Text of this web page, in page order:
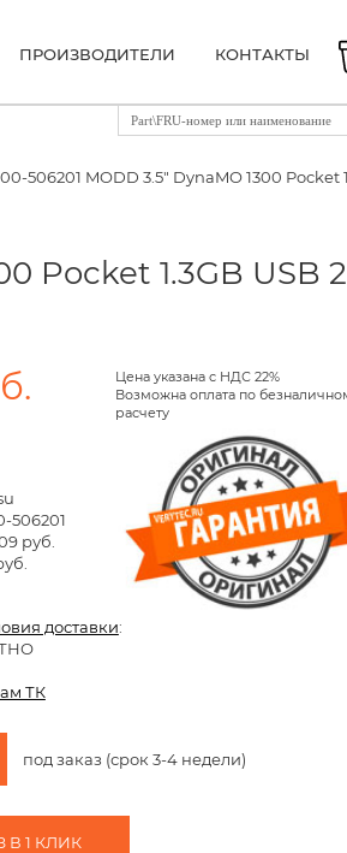
ПРОИЗВОДИТЕЛИ КОНТАКТЫ
506201 MODD 3.5" DynaMO 1300 Pocket
Pocket 1.3GB USB
Цена указана с НДС 22%
Возможна оплата по
расчету
506201
руб.
доставки:
ТК
под заказ (срок 3-4 недели)
В 1 КЛИК